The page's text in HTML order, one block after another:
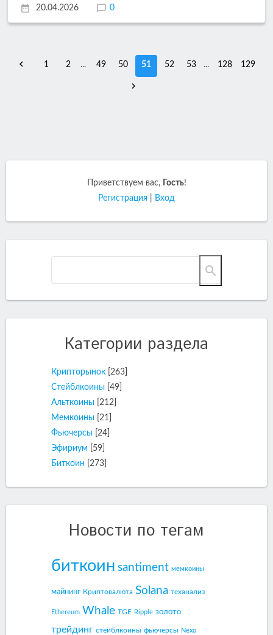
20.04.2026
0
1 2 ... 49 50 51 52 53 ... 128 129
Приветствуем вас, Гость!
Регистрация
Вход
Категории раздела
Крипторынок [263]
Стейблкоины [49]
Альткоины [212]
Мемкоины [21]
Фьючерсы [24]
Эфириум
[59]
Биткоин
[273]
Новости по тегам
биткоин santiment мемкоины
майнинг Криптовалюта Solana теханализ
Ethereum Whale TGE Ripple золото
трейдинг стейблкоины фьючерсы Nexo